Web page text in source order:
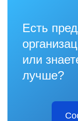
Есть
или
лучше?